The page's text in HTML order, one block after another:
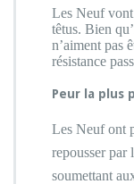
Les Neuf vont
têtus. Bien
n’aiment pas
résistance
Peur la plus
Les Neuf ont
repousser par
soumettant